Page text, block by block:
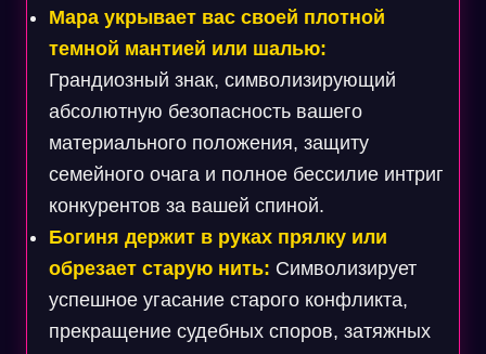
Мара укрывает вас своей плотной
темной мантией или шалью:
Грандиозный знак, символизирующий
абсолютную безопасность вашего
материального положения, защиту
семейного очага и полное бессилие интриг
конкурентов за вашей спиной.
Богиня держит в руках прялку или
обрезает старую нить: Символизирует
успешное угасание старого конфликта,
прекращение судебных споров, затяжных